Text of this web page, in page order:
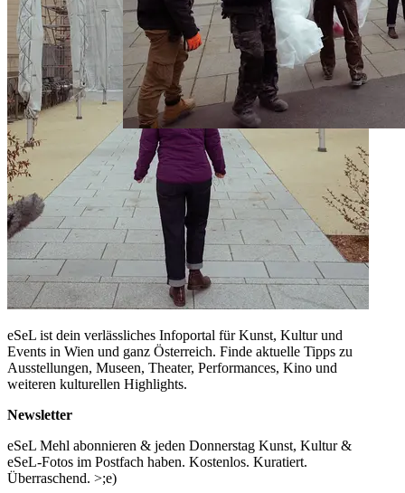
eSeL ist dein verlässliches Infoportal für Kunst, Kultur und
Events in Wien und ganz Österreich. Finde aktuelle Tipps zu
Ausstellungen, Museen, Theater, Performances, Kino und
weiteren kulturellen Highlights.
Newsletter
eSeL Mehl abonnieren & jeden Donnerstag Kunst, Kultur &
eSeL-Fotos im Postfach haben. Kostenlos. Kuratiert.
Überraschend. >;e)